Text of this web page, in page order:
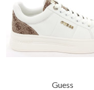
Guess